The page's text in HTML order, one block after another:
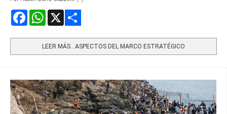
FacebookWhatsApp
LEER MÁS…ASPECTOS DEL MARCO ESTRATÉGICO